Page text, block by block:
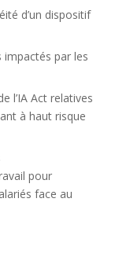
d’un dispositif
impactés par les
l’IA Act relatives
à haut risque
pour
face au